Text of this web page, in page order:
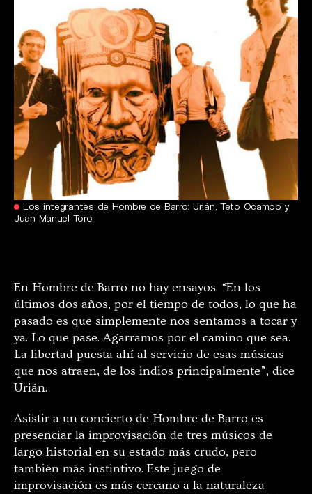
Los integrantes de Hombre de Barro: Urián, Teto Ocampo y
Juan Manuel Toro.
En Hombre de Barro no hay ensayos. “En los
últimos dos años, por el tiempo de todos, lo que ha
pasado es que simplemente nos sentamos a tocar y
ya. Lo que pase. Agarramos por el camino que sea.
La libertad puesta ahí al servicio de esas músicas
que nos atraen, de los indios principalmente”, dice
Urián.
Asistir a un concierto de Hombre de Barro es
presenciar la improvisación de tres músicos de
largo historial en su estado más crudo, pero
también más instintivo. Este juego de
improvisación es más cercano a la naturaleza